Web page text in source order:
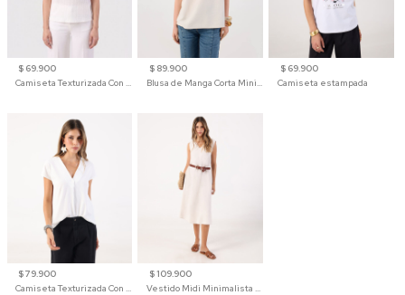
$ 69.900
Camiseta Texturizada Con Hombro Caído Para Mujer
$ 89.900
Blusa de Manga Corta Minimalista para Mujer
$ 69.900
Camiseta estampada
$ 79.900
Camiseta Texturizada Con Cuello En V Para Mujer
$ 109.900
Vestido Midi Minimalista De Silueta Amplia